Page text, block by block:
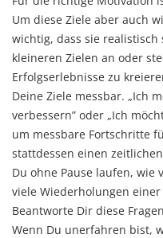
Um diese Ziele aber auch
wichtig, dass sie
kleineren Zielen an oder
Erfolgserlebnisse zu
Deine Ziele messbar. „Ich
verbessern” oder „Ich
um messbare Fortschritte
stattdessen einen
Du ohne Pause laufen, wie
viele Wiederholungen
Beantworte Dir diese
Wenn Du unerfahren bist,